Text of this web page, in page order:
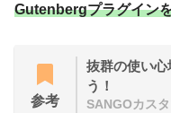
Gutenbergプラグイン
参考
抜群の使い
う！
SANGOカス